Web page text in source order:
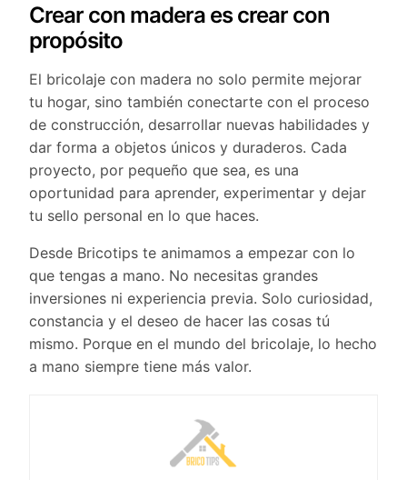
Crear con madera es crear con
propósito
El bricolaje con madera no solo permite mejorar
tu hogar, sino también conectarte con el proceso
de construcción, desarrollar nuevas habilidades y
dar forma a objetos únicos y duraderos. Cada
proyecto, por pequeño que sea, es una
oportunidad para aprender, experimentar y dejar
tu sello personal en lo que haces.
Desde Bricotips te animamos a empezar con lo
que tengas a mano. No necesitas grandes
inversiones ni experiencia previa. Solo curiosidad,
constancia y el deseo de hacer las cosas tú
mismo. Porque en el mundo del bricolaje, lo hecho
a mano siempre tiene más valor.